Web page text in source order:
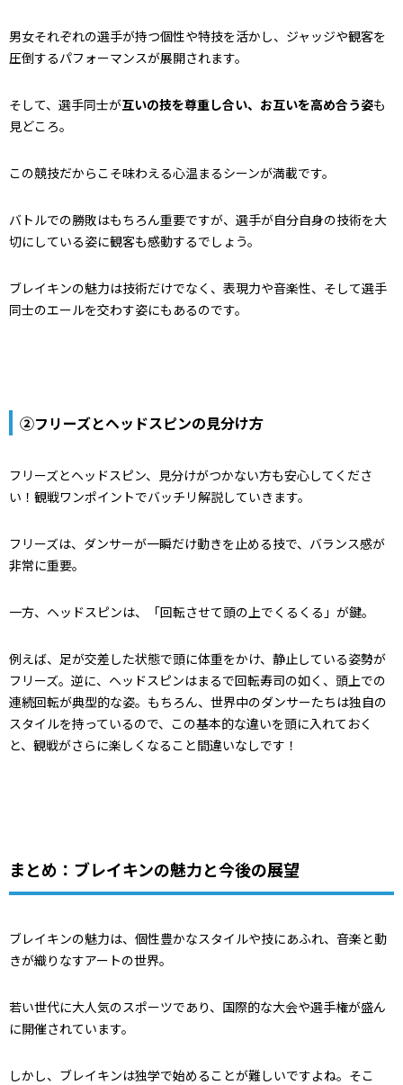
男女それぞれの選手が持つ個性や特技を活かし、ジャッジや観客を
圧倒するパフォーマンスが展開されます。
そして、選手同士が互いの技を尊重し合い、お互いを高め合う姿も
見どころ。
この競技だからこそ味わえる心温まるシーンが満載です。
バトルでの勝敗はもちろん重要ですが、選手が自分自身の技術を大
切にしている姿に観客も感動するでしょう。
ブレイキンの魅力は技術だけでなく、表現力や音楽性、そして選手
同士のエールを交わす姿にもあるのです。
②フリーズとヘッドスピンの見分け方
フリーズとヘッドスピン、見分けがつかない方も安心してくださ
い！観戦ワンポイントでバッチリ解説していきます。
フリーズは、ダンサーが一瞬だけ動きを止める技で、バランス感が
非常に重要。
一方、ヘッドスピンは、「回転させて頭の上でくるくる」が鍵。
例えば、足が交差した状態で頭に体重をかけ、静止している姿勢が
フリーズ。逆に、ヘッドスピンはまるで回転寿司の如く、頭上での
連続回転が典型的な姿。もちろん、世界中のダンサーたちは独自の
スタイルを持っているので、この基本的な違いを頭に入れておく
と、観戦がさらに楽しくなること間違いなしです！
まとめ：ブレイキンの魅力と今後の展望
ブレイキンの魅力は、個性豊かなスタイルや技にあふれ、音楽と動
きが織りなすアートの世界。
若い世代に大人気のスポーツであり、国際的な大会や選手権が盛ん
に開催されています。
しかし、ブレイキンは独学で始めることが難しいですよね。そこ